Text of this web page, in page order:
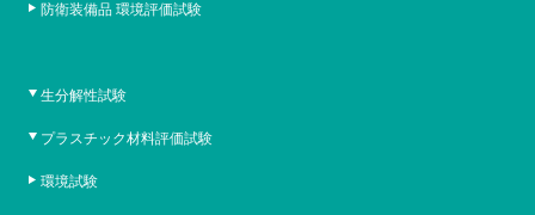
防衛装備品 環境評価試験
生分解性試験
プラスチック材料評価試験
環境試験